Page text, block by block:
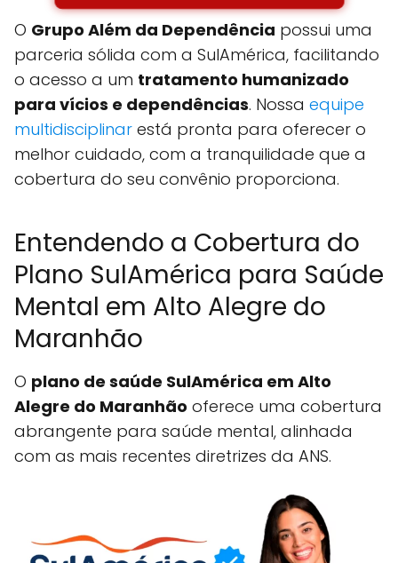
O Grupo Além da Dependência possui uma
parceria sólida com a SulAmérica, facilitando
o acesso a um tratamento humanizado
para vícios e dependências. Nossa equipe
multidisciplinar está pronta para oferecer o
melhor cuidado, com a tranquilidade que a
cobertura do seu convênio proporciona.
Entendendo a Cobertura do
Plano SulAmérica para Saúde
Mental em Alto Alegre do
Maranhão
O plano de saúde SulAmérica em Alto
Alegre do Maranhão oferece uma cobertura
abrangente para saúde mental, alinhada
com as mais recentes diretrizes da ANS.